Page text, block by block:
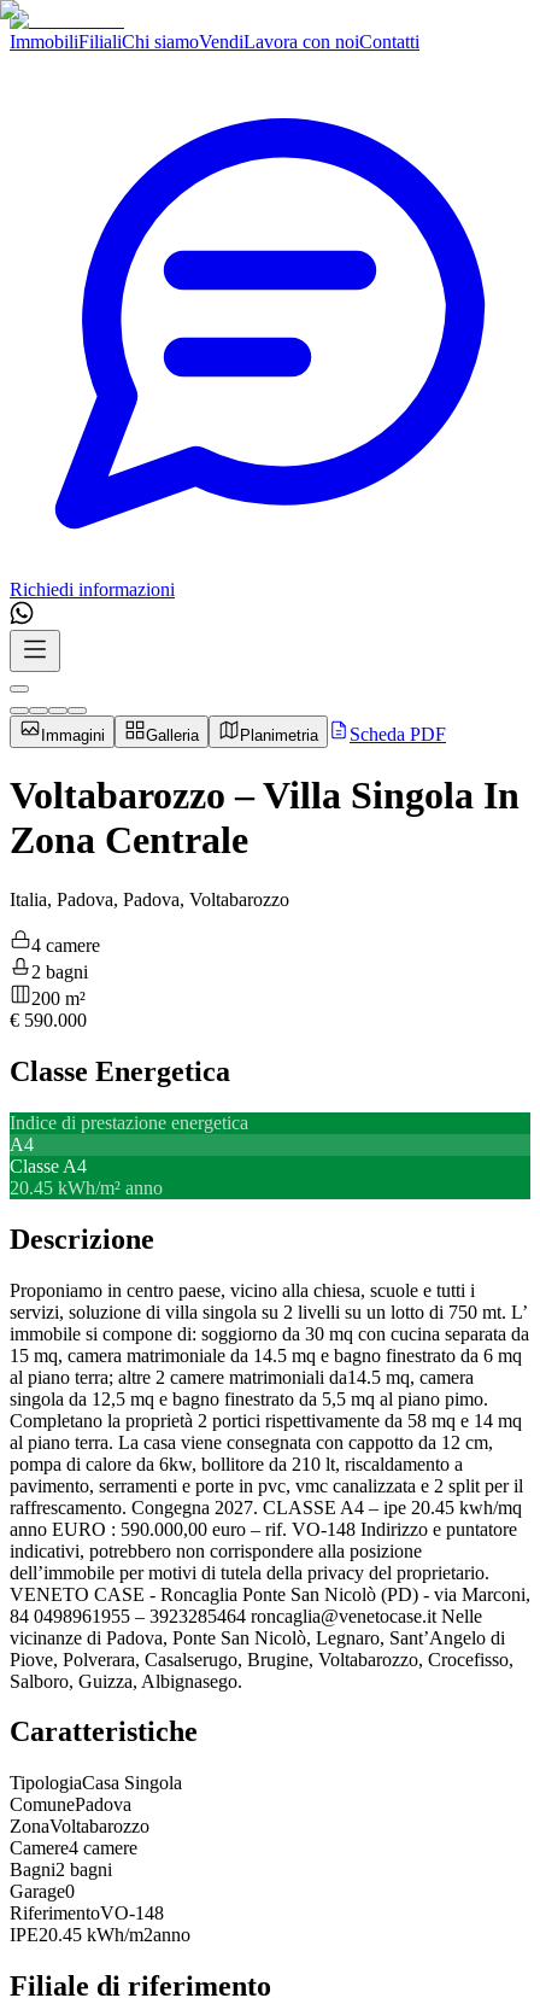
ImmobiliFilialiChi siamoVendiLavora con noiContatti
Richiedi informazioni
Immagini Galleria Planimetria Scheda PDF
Voltabarozzo – Villa Singola In
Zona Centrale
Italia, Padova, Padova, Voltabarozzo
4 camere
2 bagni
200 m²
€ 590.000
Classe Energetica
Indice di prestazione energetica
A4
Classe A4
20.45 kWh/m² anno
Descrizione
Proponiamo in centro paese, vicino alla chiesa, scuole e tutti i
servizi, soluzione di villa singola su 2 livelli su un lotto di 750 mt. L’
immobile si compone di: soggiorno da 30 mq con cucina separata da
15 mq, camera matrimoniale da 14.5 mq e bagno finestrato da 6 mq
al piano terra; altre 2 camere matrimoniali da14.5 mq, camera
singola da 12,5 mq e bagno finestrato da 5,5 mq al piano pimo.
Completano la proprietà 2 portici rispettivamente da 58 mq e 14 mq
al piano terra. La casa viene consegnata con cappotto da 12 cm,
pompa di calore da 6kw, bollitore da 210 lt, riscaldamento a
pavimento, serramenti e porte in pvc, vmc canalizzata e 2 split per il
raffrescamento. Congegna 2027. CLASSE A4 – ipe 20.45 kwh/mq
anno EURO : 590.000,00 euro – rif. VO-148 Indirizzo e puntatore
indicativi, potrebbero non corrispondere alla posizione
dell’immobile per motivi di tutela della privacy del proprietario.
VENETO CASE - Roncaglia Ponte San Nicolò (PD) - via Marconi,
84 0498961955 – 3923285464 roncaglia@venetocase.it Nelle
vicinanze di Padova, Ponte San Nicolò, Legnaro, Sant’Angelo di
Piove, Polverara, Casalserugo, Brugine, Voltabarozzo, Crocefisso,
Salboro, Guizza, Albignasego.
Caratteristiche
TipologiaCasa Singola
ComunePadova
ZonaVoltabarozzo
Camere4 camere
Bagni2 bagni
Garage0
RiferimentoVO-148
IPE20.45 kWh/m2anno
Filiale di riferimento